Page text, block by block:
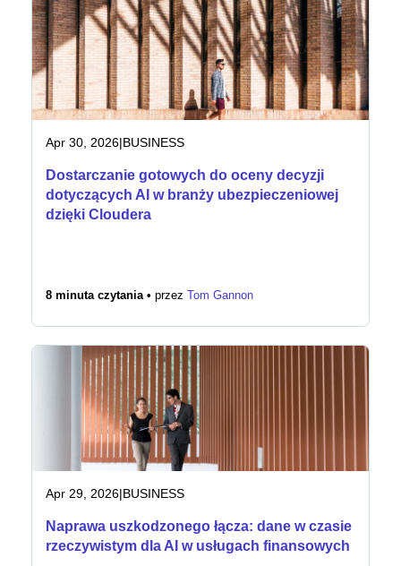
Apr 30, 2026|BUSINESS
Dostarczanie gotowych do oceny decyzji
dotyczących AI w branży ubezpieczeniowej
dzięki Cloudera
8 minuta czytania • przez Tom Gannon
Apr 29, 2026|BUSINESS
Naprawa uszkodzonego łącza: dane w czasie
rzeczywistym dla AI w usługach finansowych